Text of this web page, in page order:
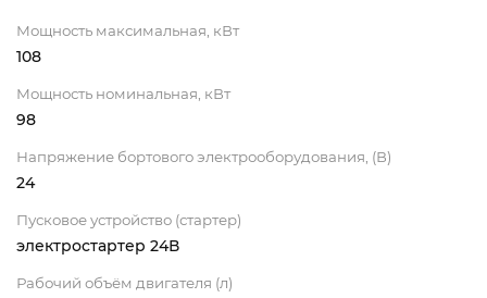
Мощность максимальная, кВт
108
Мощность номинальная, кВт
98
Напряжение бортового электрооборудования, (В)
24
Пусковое устройство (стартер)
электростартер 24В
Рабочий объём двигателя (л)